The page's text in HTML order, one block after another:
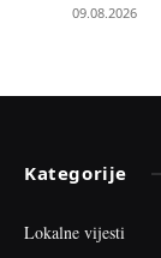
09.08.2026
Kategorije
Lokalne vijesti